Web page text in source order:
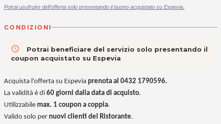
Potrai usufruire dell'offerta solo presentando il buono acquistato su Espevia.
CONDIZIONI
access_time
Potrai beneficiare del servizio solo presentando il
coupon acquistato su Espevia
Acquista l'offerta su Espevia prenota al 0432 1790596.
La validità è di 60 giorni dalla data di acquisto.
Utilizzabile max. 1 coupon a coppia.
Valido solo per nuovi clienti del Ristorante.